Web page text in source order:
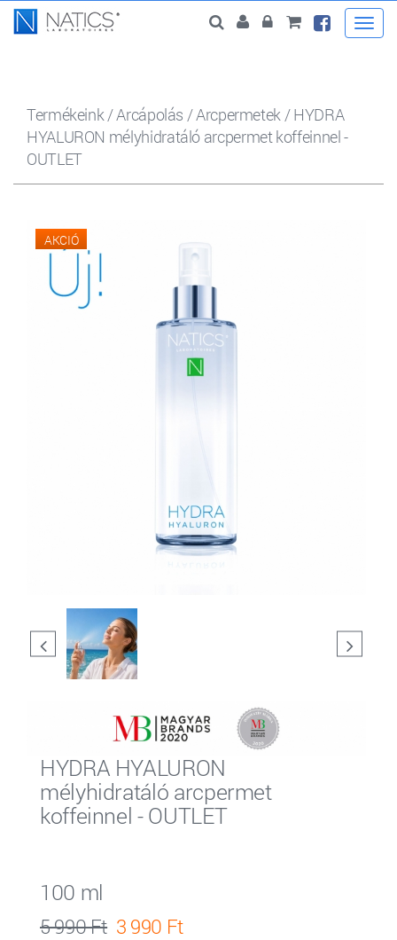
Termékeink/Arcápolás /Arcpermetek /HYDRA
HYALURON mélyhidratáló arcpermet koffeinnel -
OUTLET
AKCIÓ
HYDRA HYALURON
mélyhidratáló arcpermet
koffeinnel - OUTLET
100 ml
5 990 Ft 3 990 Ft